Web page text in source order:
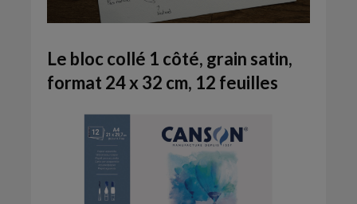
Le bloc collé 1 côté, grain satin,
format 24 x 32 cm, 12 feuilles